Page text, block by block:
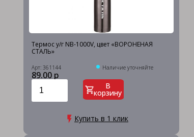
Термос у/г NB-1000V, цвет «ВОРОНЕНАЯ
СТАЛЬ»
Арт: 361144 Наличие уточняйте
89.00 р
В
корзину
Купить в 1 клик